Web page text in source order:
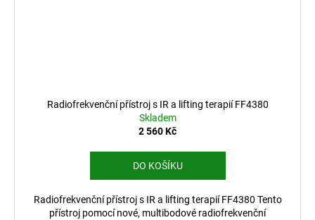
Radiofrekvenční přístroj s IR a lifting terapií FF4380
Skladem
2 560 Kč
DO KOŠÍKU
Radiofrekvenční přístroj s IR a lifting terapií FF4380 Tento
přístroj pomocí nové, multibodové radiofrekvenční